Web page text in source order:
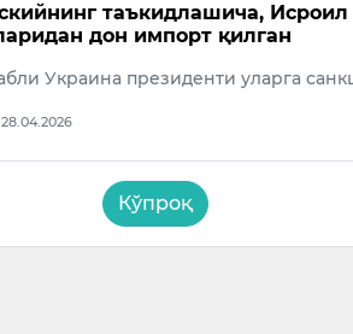
таъкидлашича, Исроил
дон импорт қилган
Украина президенти уларга
28.04.2026
Кўпроқ